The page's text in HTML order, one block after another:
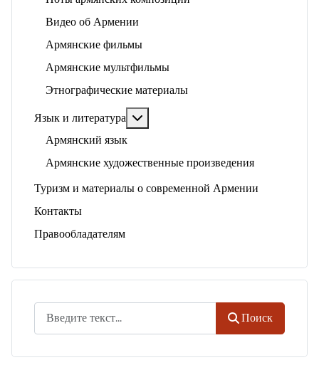
Видео об Армении
Армянские фильмы
Армянские мультфильмы
Этнографические материалы
Язык и литература
Армянский язык
Армянские художественные произведения
Туризм и материалы о современной Армении
Контакты
Правообладателям
Поиск